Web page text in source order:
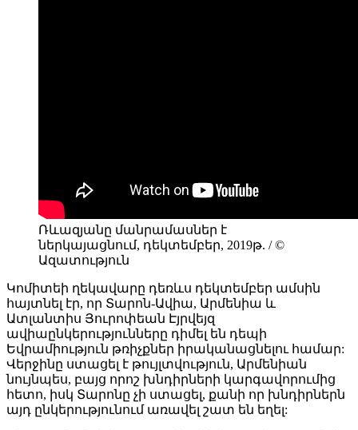
Ռևազյանը մանրամասներ է
ներկայացնում, դեկտեմբեր, 2019թ. / ©
Ազատություն
Կոմիտեի ղեկավարը դեռևս դեկտեմբեր ամսին
հայտնել էր, որ Տարոն-Ավիա, Արմենիա և
Ատլանտիս Յուրոփեան Էյրվեյզ
ավիաընկերությունները դիմել են դեպի
Եվրամիություն թռիչքներ իրականացնելու համար:
Վերջինը ստացել է թույլտվություն, Արմենիան
նույնպես, բայց որոշ խնդիրների կարգավորումից
հետո, իսկ Տարոնը չի ստացել, քանի որ խնդիրներն
այդ ընկերությունում առավել շատ են եղել: